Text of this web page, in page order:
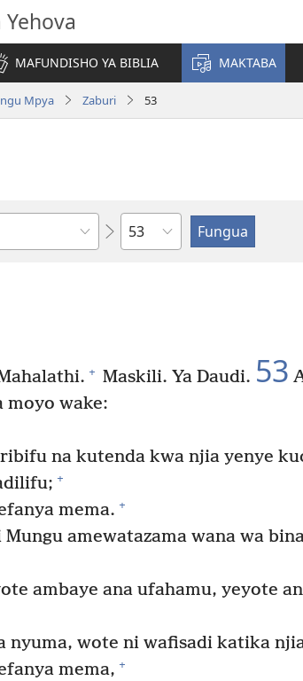
MAFUNDISHO YA BIBLIA MAKTABA
Mpya Zaburi 53
Sura
+ Maskili. Ya Daudi. 53
moyo wake:
na kutenda kwa njia yenye
+
mema. +
amewatazama wana wa
ambaye ana ufahamu, yeyote
nyuma, wote ni wafisadi katika
mema, +